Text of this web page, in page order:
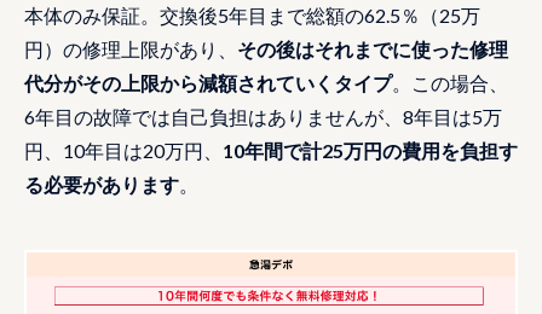
本体のみ保証。交換後5年目まで総額の62.5％（25万
円）の修理上限があり、 その後はそれまでに使った修理
代分がその上限から減額されていくタイプ。この場合、
6年目の故障では自己負担はありませんが、8年目は5万
円、10年目は20万円、 10年間で計25万円の費用を負担す
る必要があります